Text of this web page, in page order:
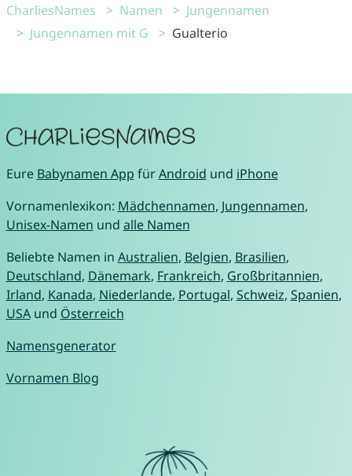
CharliesNames Namen
Jungennamen
Jungennamen mit G
Gualterio
Eure Babynamen App fürAndroid und iPhone
Vornamenlexikon: Mädchennamen, Jungennamen,
Unisex-Namen und alle Namen
Beliebte Namen in Australien, Belgien, Brasilien,
Deutschland, Dänemark, Frankreich, Großbritannien,
Irland, Kanada, Niederlande, Portugal, Schweiz, Spanien,
USAund Österreich
Namensgenerator
Vornamen Blog